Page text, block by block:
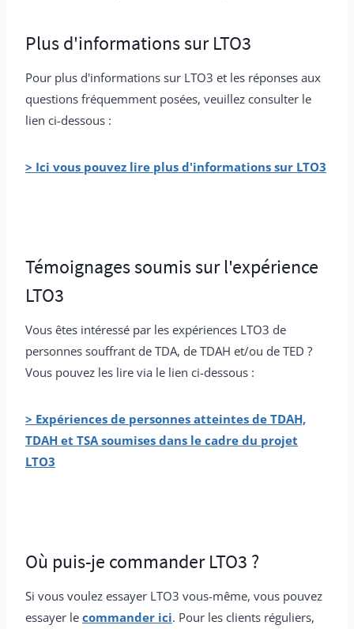
Plus d'informations sur LTO3
Pour plus d'informations sur LTO3 et les réponses aux
questions fréquemment posées, veuillez consulter le
lien ci-dessous :
> Ici vous pouvez lire plus d'informations sur LTO3
Témoignages soumis sur l'expérience
LTO3
Vous êtes intéressé par les expériences LTO3 de
personnes souffrant de TDA, de TDAH et/ou de TED ?
Vous pouvez les lire via le lien ci-dessous :
> Expériences de personnes atteintes de TDAH,
TDAH et TSA soumises dans le cadre du projet
LTO3
Où puis-je commander LTO3 ?
Si vous voulez essayer LTO3 vous-même, vous pouvez
essayer le commander ici. Pour les clients réguliers,